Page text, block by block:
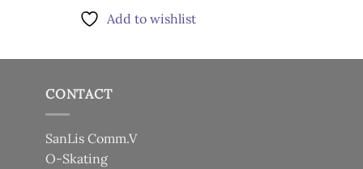
product
Deze
optie
gekozen
worden
Add to wishlist
meerdere
CONTACT
SanLis Comm.V
O-Skating